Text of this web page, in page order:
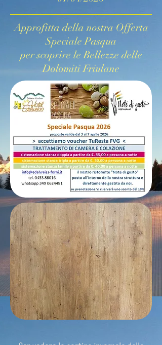
Approfitta della nostra Offerta
Speciale Pasqua
per scoprire le Bellezze delle
Dolomiti Friulane